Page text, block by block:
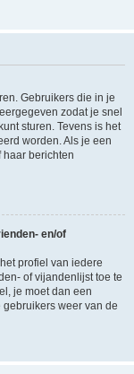
Gebruikers die in je
zodat je snel
sturen. Tevens is het
worden. Als je een
berichten
en/of
profiel van iedere
of vijandenlijst toe te
je moet dan een
weer van de